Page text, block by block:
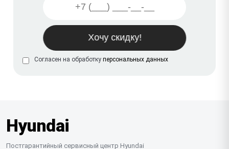
Согласен на обработку персональных данных
Hyundai
Постгарантийный сервисный центр Hyundai